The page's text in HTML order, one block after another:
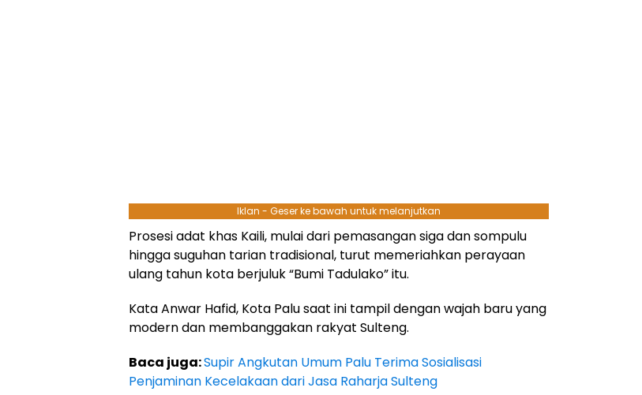
Iklan - Geser ke bawah untuk melanjutkan
Prosesi adat khas Kaili, mulai dari pemasangansigadansompulu
hingga suguhan tarian tradisional, turut memeriahkan perayaan
ulang tahun kota berjuluk “Bumi Tadulako” itu.
Kata Anwar Hafid, Kota Palu saat ini tampil dengan wajah baru yang
modern dan membanggakan rakyat Sulteng.
Baca juga:Supir Angkutan Umum Palu Terima Sosialisasi
Penjaminan Kecelakaan dari Jasa Raharja Sulteng